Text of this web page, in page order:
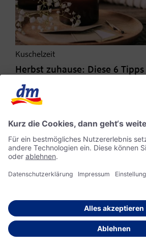
Kuschelzeit
Herbst zuhause: Diese 6
Mit der Kraft der Natur
können dabei helfen